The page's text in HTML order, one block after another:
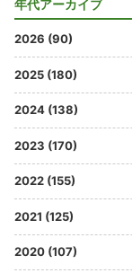
年代アーカイブ
2026 (90)
2025 (180)
2024 (138)
2023 (170)
2022 (155)
2021 (125)
2020 (107)